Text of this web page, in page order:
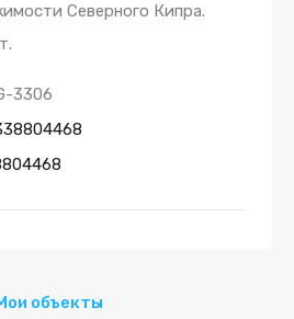
Северного Кипра.
3306
объекты